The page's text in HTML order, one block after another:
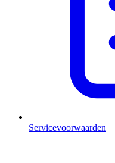
Servicevoorwaarden